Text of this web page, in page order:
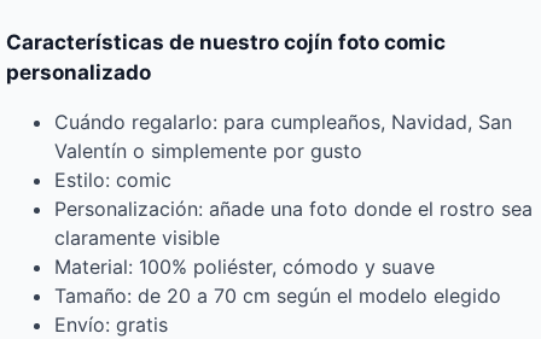
Características de nuestro cojín foto comic
personalizado
Cuándo regalarlo: para cumpleaños, Navidad, San
Valentín o simplemente por gusto
Estilo: comic
Personalización: añade una foto donde el rostro sea
claramente visible
Material: 100% poliéster, cómodo y suave
Tamaño: de 20 a 70 cm según el modelo elegido
Envío: gratis